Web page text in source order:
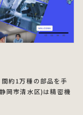
約1万種の部品を手
岡市清水区)は精密機